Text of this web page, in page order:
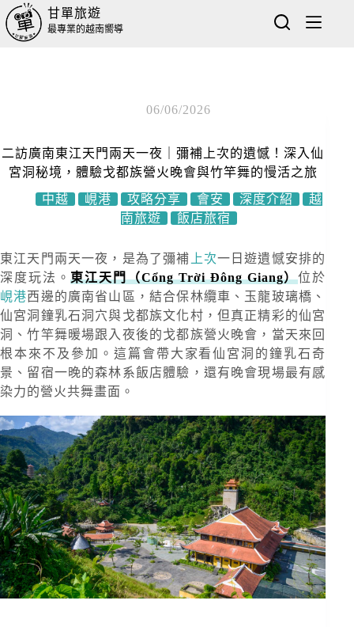
甘單旅遊
最專業的越南嚮導
06/06/2026
二訪廣南東江天門兩天一夜｜彌補上次的遺憾！深入仙
宮洞秘境，體驗戈都族營火晚會與竹竿舞的慢活之旅
中越
峴港 攻略分享 會安 深度介紹
越
南旅遊
飯店旅宿
東江天門兩天一夜，是為了彌補 上次一日遊遺憾安排的
深度玩法。東江天門（Cổng Trời Đông Giang）位於
峴港西邊的廣南省山區，結合保林纜車、玉龍玻璃橋、
仙宮洞鐘乳石洞穴與戈都族文化村，但真正精彩的仙宮
洞、竹竿舞暖場跟入夜後的戈都族營火晚會，當天來回
根本來不及參加。這篇會帶大家看仙宮洞的鐘乳石奇
景、留宿一晚的森林系飯店體驗，還有晚會現場最有感
染力的營火共舞畫面。